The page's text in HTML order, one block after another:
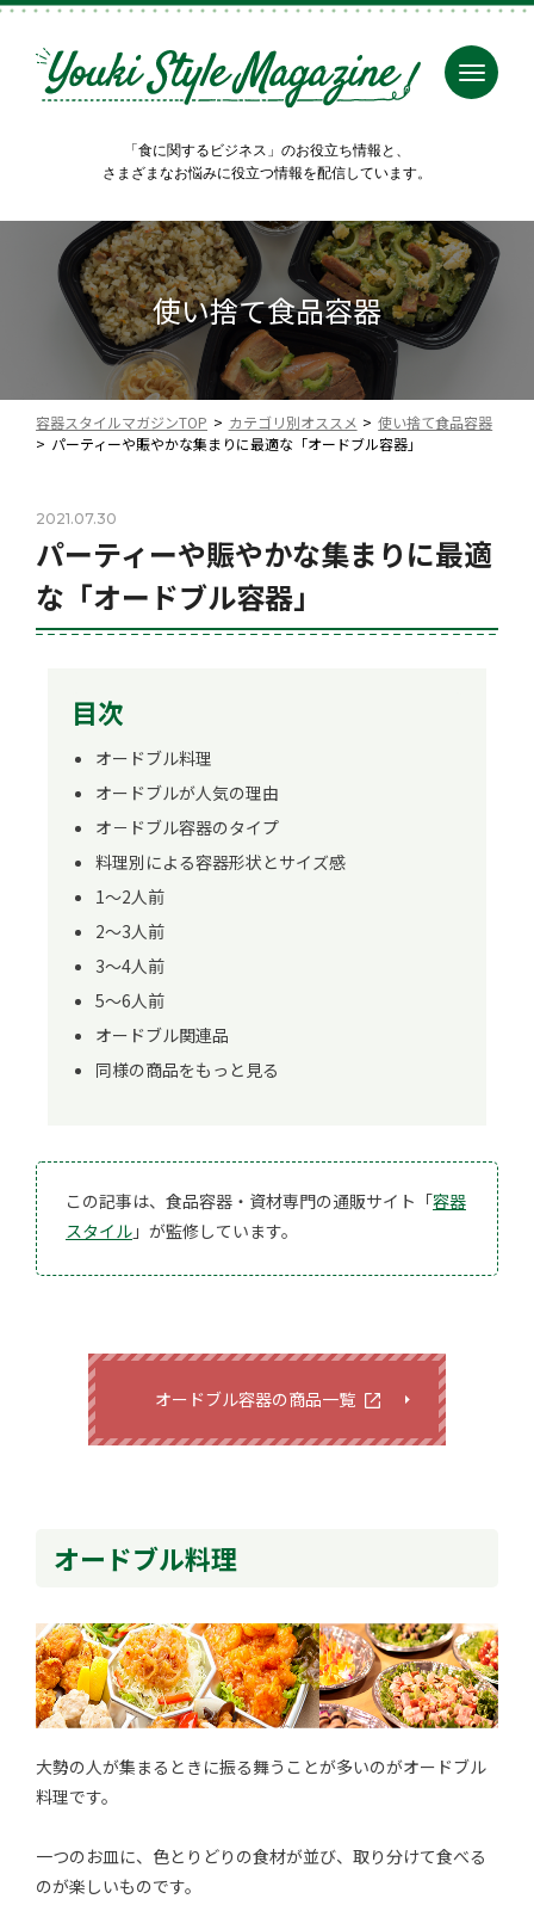
「食に関するビジネス」のお役立ち情報と、
さまざまなお悩みに役立つ情報を配信しています。
使い捨て食品容器
容器スタイルマガジンTOP カテゴリ別オススメ
使い捨て食品容器
パーティーや賑やかな集まりに最適な「オードブル容器」
2021.07.30
パーティーや賑やかな集まりに最適
な「オードブル容器」
目次
オードブル料理
オードブルが人気の理由
オ－ドブル容器のタイプ
料理別による容器形状とサイズ感
1～2人前
2～3人前
3～4人前
5～6人前
オードブル関連品
同様の商品をもっと見る
この記事は、食品容器・資材専門の通販サイト「容器
スタイル 」が監修しています。
オードブル容器の商品一覧
オードブル料理
大勢の人が集まるときに振る舞うことが多いのがオードブル
料理です。
一つのお皿に、色とりどりの食材が並び、取り分けて食べる
のが楽しいものです。